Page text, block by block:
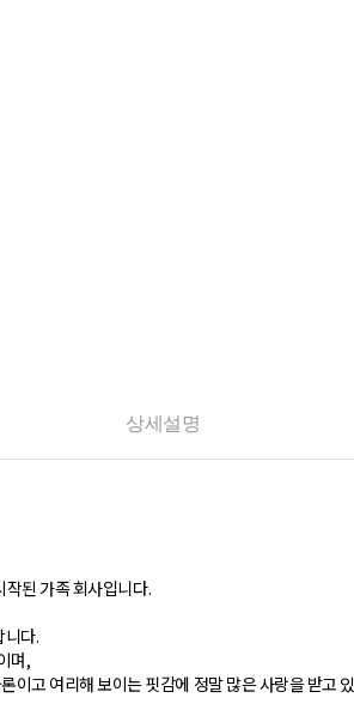
상세설명
된 가족 회사입니다.
니다.
며,
이고 여리해 보이는 핏감에 정말 많은 사랑을 받고 있